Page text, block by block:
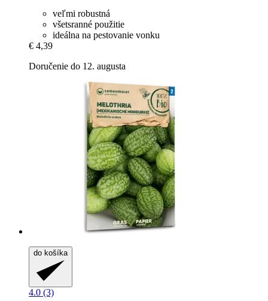
veľmi robustná
všetsranné použitie
ideálna na pestovanie vonku
€ 4,39
Doručenie do 12. augusta
do košíka
4.0 (3)